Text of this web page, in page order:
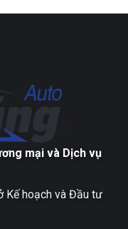
mại và Dịch vụ
Kế hoạch và Đầu tư